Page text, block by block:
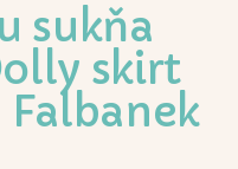
sukňa
skirt